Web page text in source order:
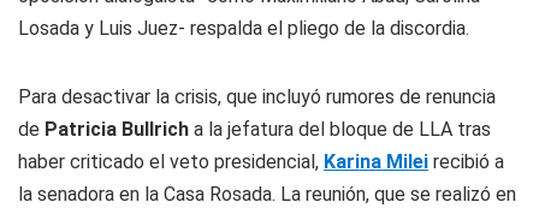
Losada y Luis Juez- respalda el pliego de la discordia.
Para desactivar la crisis, que incluyó rumores de renuncia
de Patricia Bullrich a la jefatura del bloque de LLA tras
haber criticado el veto presidencial, Karina Milei recibió a
la senadora en la Casa Rosada. La reunión, que se realizó en